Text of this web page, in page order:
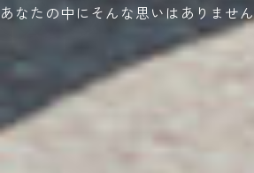
あなたの中にそんな思いはありませ